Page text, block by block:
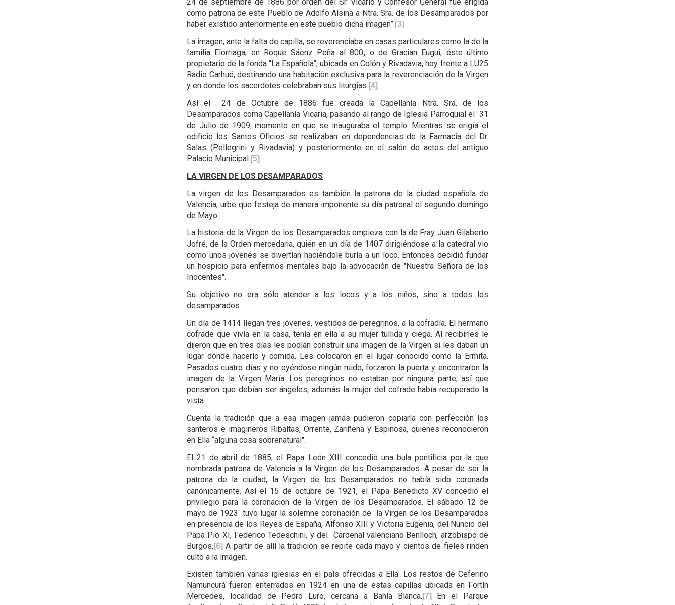
24 de septiembre de 1886 por orden del Sr. Vicario y Confesor General fue eri­gida
como patrona de este Pueblo de Adolfo Alsina a Ntra. Sra. de los Desamparados por
haber existido an­teriormente en este pueblo dicha ima­gen”. [3]
La imagen, ante la falta de capilla, se reveren­ciaba en casas particulares como la de la
familia Elorriaga, en Roque Sáenz Peña al 800, o de Gracian Eugui, éste último
propietario de la fonda “La Española”, ubicada en Colón y Rivadavia, hoy frente a LU25
Radio Carhué, destinando una habitación exclusiva para la reve­renciación de la Virgen
y en donde los sacerdotes celebraban sus liturgias. [4]
Así el 24 de Oc­tubre de 1886 fue creada la Capellanía Ntra. Sra. de los
Desamparados coma Capellanía Vicaria, pasando al rango de Iglesia Parroquial el 31
de Julio de 1909, momento en que se inauguraba el templo. Mientras se erigía el
edificio los Santos Oficios se realizaban en dependencias de la Farmacia dcl Dr.
Salas (Pellegrini y Rivadavia) y pos­teriormente en el salón de actos del antiguo
Palacio Municipal. [5]
LA VIRGEN DE LOS DESAMPARADOS
La virgen de los Desamparados es también la patrona de la ciudad española de
Valencia, urbe que festeja de manera imponente su día patronal el segundo domingo
de Mayo.
La historia de la Virgen de los Desamparados empieza con la de Fray Juan Gilaberto
Jofré, de la Orden mercedaria, quién en un día de 1407 dirigiéndose a la catedral vio
como unos jóvenes se divertían haciéndole burla a un loco. Entonces decidió fundar
un hospicio para enfermos mentales bajo la advocación de "Nuestra Señora de los
Inocentes".
Su objetivo no era sólo atender a los locos y a los niños, sino a todos los
desamparados.
Un día de 1414 llegan tres jóvenes, vestidos de peregrinos, a la cofradía. El hermano
cofrade que vivía en la casa, tenía en ella a su mujer tullida y ciega. Al recibirles le
dijeron que en tres días les podían construir una imagen de la Virgen si les daban un
lugar dónde hacerlo y comida. Les colocaron en el lugar conocido como la Ermita.
Pasados cuatro días y no oyéndose ningún ruido, forzaron la puerta y encontraron la
imagen de la Virgen María. Los peregrinos no estaban por ninguna parte, así que
pensaron que debían ser ángeles, además la mujer del cofrade había recuperado la
vista.
Cuenta la tradición que a esa imagen jamás pudieron copiarla con perfección los
santeros e imagineros Ribaltas, Orrente, Zariñena y Espinosa, quienes reconocieron
en Ella “alguna cosa sobrenatural".
El 21 de abril de 1885, el Papa León XIII concedió una bula pontificia por la que
nombrada patrona de Valencia a la Virgen de los Desamparados. A pesar de ser la
patrona de la ciudad, la Virgen de los Desamparados no había sido coronada
canónicamente. Así el 15 de octubre de 1921, el Papa Benedicto XV concedió el
privilegio para la coronación de la Virgen de los Desamparados. El sábado 12 de
mayo de 1923 tuvo lugar la solemne coronación de la Virgen de los Desamparados
en presencia de los Reyes de España, Alfonso XIII y Victoria Eugenia, del Nuncio del
Papa Pió XI, Federico Tedeschini, y del Cardenal valenciano Benlloch, arzobispo de
Burgos. [6] A partir de allí la tradición se repite cada mayo y cientos de fieles rinden
culto a la imagen.
Existen también varias iglesias en el país ofrecidas a Ella. Los restos de Ceferino
Namuncurá fueron enterrados en 1924 en una de estas capillas ubicada en Fortín
Mercedes, localidad de Pedro Luro, cercana a Bahía Blanca. [7]
En el Parque